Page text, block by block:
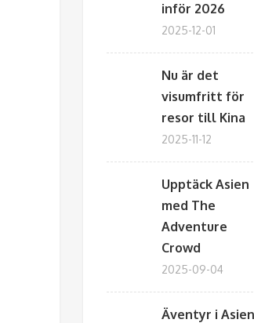
inför 2026
2025-12-01
Nu är det
visumfritt för
resor till Kina
2025-11-12
Upptäck Asien
med The
Adventure
Crowd
2025-09-04
Äventyr i Asien